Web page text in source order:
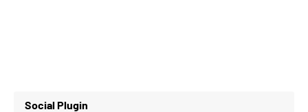
Social Plugin